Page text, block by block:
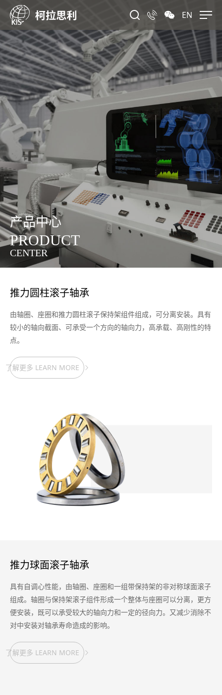
EN
产品中心
PRODUCT
CENTER
推力圆柱滚子轴承
由轴圈、座圈和推力圆柱滚子保持架组件组成，可分离安装。具有
较小的轴向截面、可承受一个方向的轴向力，高承载、高刚性的特
点。
了解更多 LEARN MORE
推力球面滚子轴承
具有自调心性能，由轴圈、座圈和一组带保持架的非对称球面滚子
组成。轴圈与保持架滚子组件形成一个整体与座圈可以分离，更方
便安装，既可以承受较大的轴向力和一定的径向力。又减少消除不
对中安装对轴承寿命造成的影响。
了解更多 LEARN MORE